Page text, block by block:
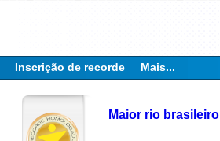
Inscrição de recorde Mais...
Maior rio brasileiro